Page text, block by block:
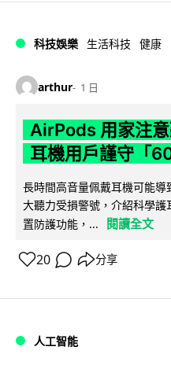
科技娛樂 生活科技 健康
arthur 1 日
AirPods 用家注
耳機用戶謹守「
長時間高音量佩戴耳機可能
大聽力受損警號，介紹科學
置防護功能，...
閱讀全文
20 分享
人工智能